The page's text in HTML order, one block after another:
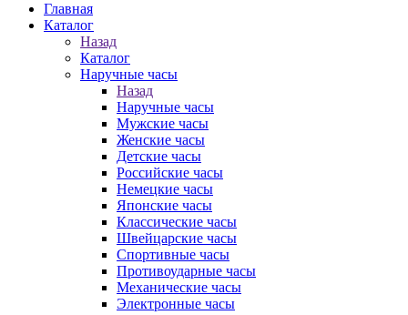
Главная
Каталог
Назад
Каталог
Наручные часы
Назад
Наручные часы
Мужские часы
Женские часы
Детские часы
Российские часы
Немецкие часы
Японские часы
Классические часы
Швейцарские часы
Спортивные часы
Противоударные часы
Механические часы
Электронные часы